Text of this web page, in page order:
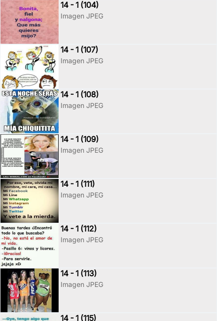
14 - 1 (104)
Imagen JPEG
14 - 1 (107)
Imagen JPEG
14 - 1 (108)
Imagen JPEG
14 - 1 (109)
Imagen JPEG
14 - 1 (111)
Imagen JPEG
14 - 1 (112)
Imagen JPEG
14 - 1 (113)
Imagen JPEG
14 - 1 (115)